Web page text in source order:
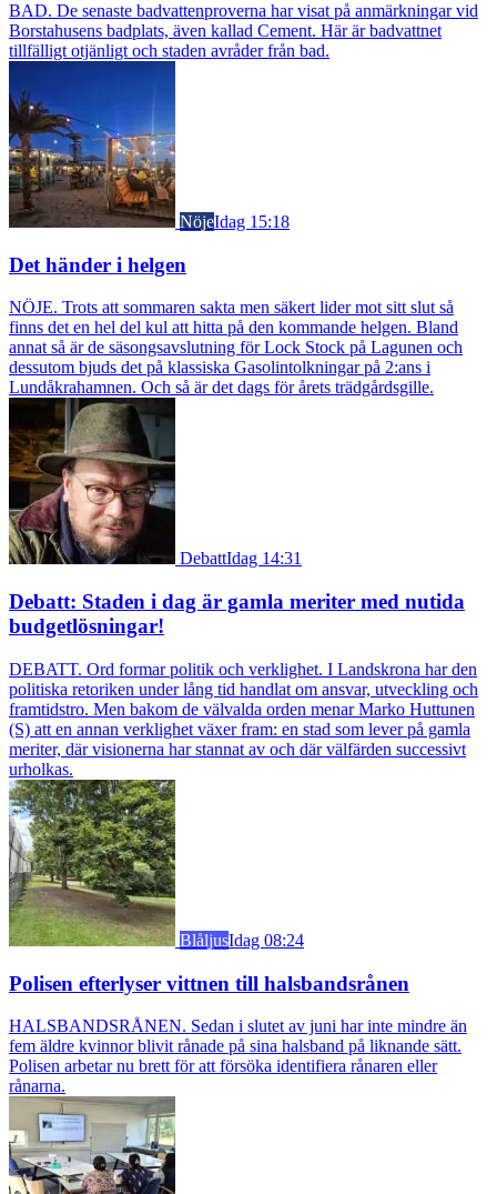
BAD. De senaste badvattenproverna har visat på anmärkningar vid
Borstahusens badplats, även kallad Cement. Här är badvattnet
tillfälligt otjänligt och staden avråder från bad.
NöjeIdag 15:18
Det händer i helgen
NÖJE. Trots att sommaren sakta men säkert lider mot sitt slut så
finns det en hel del kul att hitta på den kommande helgen. Bland
annat så är de säsongsavslutning för Lock Stock på Lagunen och
dessutom bjuds det på klassiska Gasolintolkningar på 2:ans i
Lundåkrahamnen. Och så är det dags för årets trädgårdsgille.
DebattIdag 14:31
Debatt: Staden i dag är gamla meriter med nutida
budgetlösningar!
DEBATT. Ord formar politik och verklighet. I Landskrona har den
politiska retoriken under lång tid handlat om ansvar, utveckling och
framtidstro. Men bakom de välvalda orden menar Marko Huttunen
(S) att en annan verklighet växer fram: en stad som lever på gamla
meriter, där visionerna har stannat av och där välfärden successivt
urholkas.
BlåljusIdag 08:24
Polisen efterlyser vittnen till halsbandsrånen
HALSBANDSRÅNEN. Sedan i slutet av juni har inte mindre än
fem äldre kvinnor blivit rånade på sina halsband på liknande sätt.
Polisen arbetar nu brett för att försöka identifiera rånaren eller
rånarna.